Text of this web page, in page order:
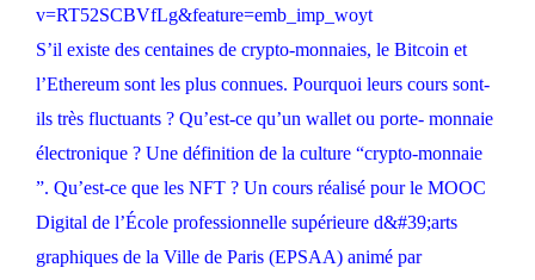
v=RT52SCBVfLg&feature=emb_imp_woyt
S’il existe des centaines de crypto-monnaies, le Bitcoin et
l’Ethereum sont les plus connues. Pourquoi leurs cours sont-
ils très fluctuants ? Qu’est-ce qu’un wallet ou porte- monnaie
électronique ? Une définition de la culture “crypto-monnaie
”. Qu’est-ce que les NFT ? Un cours réalisé pour le MOOC
Digital de l’École professionnelle supérieure d&#39;arts
graphiques de la Ville de Paris (EPSAA) animé par